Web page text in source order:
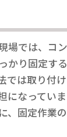
場では、コ
かり固定す
では取り付
になってい
、固定作業